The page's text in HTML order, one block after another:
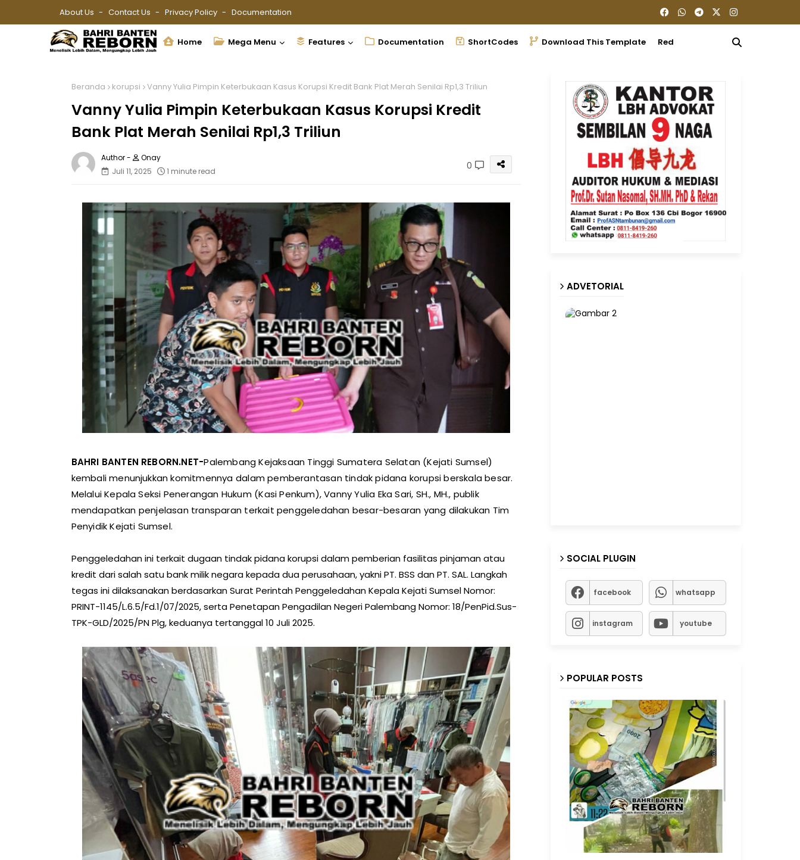
About Us Contact Us Privacy Policy Documentation
Home Mega Menu Features Documentation ShortCodes Download This Template Redaksi
Beranda korupsi Vanny Yulia Pimpin Keterbukaan Kasus Korupsi Kredit Bank Plat Merah Senilai Rp1,3 Triliun
Vanny Yulia Pimpin Keterbukaan Kasus Korupsi Kredit
Bank Plat Merah Senilai Rp1,3 Triliun
Onay
Juli 11, 2025
1 minute read 0
BAHRI BANTEN REBORN.NET-Palembang Kejaksaan Tinggi Sumatera Selatan (Kejati Sumsel)
kembali menunjukkan komitmennya dalam pemberantasan tindak pidana korupsi berskala besar.
Melalui Kepala Seksi Penerangan Hukum (Kasi Penkum), Vanny Yulia Eka Sari, SH., MH., publik
mendapatkan penjelasan transparan terkait penggeledahan besar-besaran yang dilakukan Tim
Penyidik Kejati Sumsel.
Penggeledahan ini terkait dugaan tindak pidana korupsi dalam pemberian fasilitas pinjaman atau
kredit dari salah satu bank milik negara kepada dua perusahaan, yakni PT. BSS dan PT. SAL. Langkah
tegas ini dilaksanakan berdasarkan Surat Perintah Penggeledahan Kepala Kejati Sumsel Nomor:
PRINT-1145/L.6.5/Fd.1/07/2025, serta Penetapan Pengadilan Negeri Palembang Nomor: 18/PenPid.Sus-
TPK-GLD/2025/PN Plg, keduanya tertanggal 10 Juli 2025.
ADVETORIAL
SOCIAL PLUGIN
facebook whatsapp
instagram youtube
POPULAR POSTS